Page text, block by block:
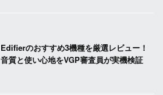
Edifierのおすすめ3機種を厳選レビュー！
音質と使い心地をVGP審査員が実機検証